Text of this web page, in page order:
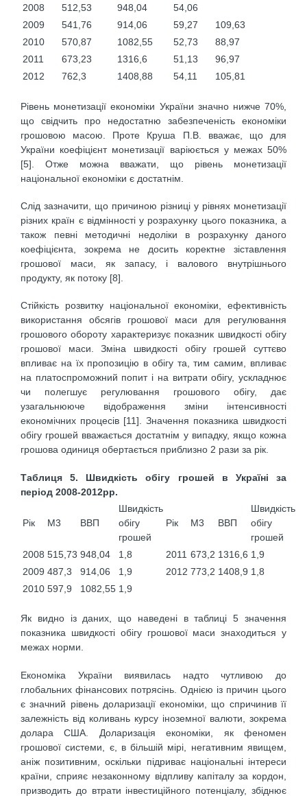
2008 512,53 948,04
54,06
2009
541,76 914,06 59,27
109,63
2010
570,87 1082,55 52,73
88,97
2011
673,23 1316,6 51,13
96,97
2012
762,3 1408,88 54,11 105,81
Рівень монетизації економіки України значно нижче 70%,
що свідчить про недостатню забезпеченість економіки
грошовою масою. Проте Круша П.В. вважає, що для
України коефіцієнт монетизації варіюється у межах 50%
[5]. Отже можна вважати, що рівень монетизації
національної економіки є достатнім.
Слід зазначити, що причиною різниці у рівнях монетизації
різних країн є відмінності у розрахунку цього показника, а
також певні методичні недоліки в розрахунку даного
коефіцієнта, зокрема не досить коректне зіставлення
грошової маси, як запасу, і валового внутрішнього
продукту, як потоку [8].
Стійкість розвитку національної економіки, ефективність
використання обсягів грошової маси для регулювання
грошового обороту характеризує показник швидкості обігу
грошової маси. Зміна швидкості обігу грошей суттєво
впливає на їх пропозицію в обігу та, тим самим, впливає
на платоспроможний попит і на витрати обігу, ускладнює
чи полегшує регулювання грошового обігу, дає
узагальнююче відображення зміни інтенсивності
економічних процесів [11]. Значення показника швидкості
обігу грошей вважається достатнім у випадку, якщо кожна
грошова одиниця обертається приблизно 2 рази за рік.
Таблиця 5. Швидкість обігу грошей в Україні за
період 2008-2012рр.
Рік М3 ВВП
Швидкість
обігу
грошей
Рік М3 ВВП
Швидкість
обігу
грошей
2008 515,73 948,04 1,8 2011 673,2 1316,6 1,9
2009 487,3 914,06 1,9 2012 773,2 1408,9 1,8
2010 597,9 1082,55 1,9
Як видно із даних, що наведені в таблиці 5 значення
показника швидкості обігу грошової маси знаходиться у
межах норми.
Економіка України виявилась надто чутливою до
глобальних фінансових потрясінь. Однією із причин цього
є значний рівень доларизації економіки, що спричинив її
залежність від коливань курсу іноземної валюти, зокрема
долара США. Доларизація економіки, як феномен
грошової системи, є, в більшій мірі, негативним явищем,
аніж позитивним, оскільки підриває національні інтереси
країни, сприяє незаконному відпливу капіталу за кордон,
призводить до втрати інвестиційного потенціалу, збіднює